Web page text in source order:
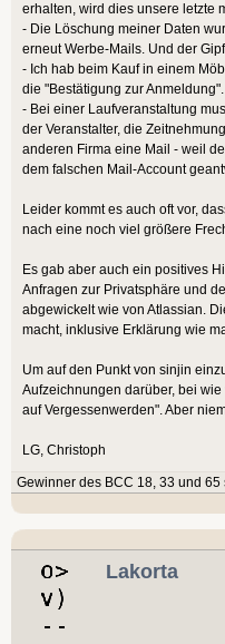
erhalten, wird dies unsere letzte
- Die Löschung meiner Daten
erneut Werbe-Mails. Und der
- Ich hab beim Kauf in einem
die "Bestätigung zur Anmeldung".
- Bei einer Laufveranstaltung
der Veranstalter, die
anderen Firma eine Mail - weil
dem falschen Mail-Account
Leider kommt es auch oft vor,
nach eine noch viel größere
Es gab aber auch ein positives
Anfragen zur Privatsphäre und
abgewickelt wie von Atlassian.
macht, inklusive Erklärung wie
Um auf den Punkt von sinjin
Aufzeichnungen darüber, bei
auf Vergessenwerden". Aber
LG, Christoph
Gewinner des BCC 18, 33 und 65
Lakorta